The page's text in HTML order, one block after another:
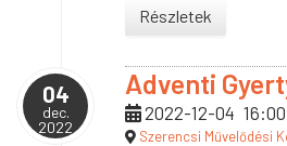
Részletek
04
dec.
2022
Adventi
2022-12-04 16:00
Szerencsi Művelődési